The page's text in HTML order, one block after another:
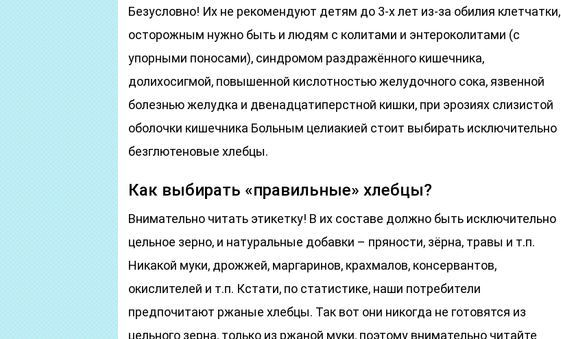
Безусловно! Их не рекомендуют детям до 3-х лет из-за обилия клетчатки,
осторожным нужно быть и людям с колитами и энтероколитами (с
упорными поносами), синдромом раздражённого кишечника,
долихосигмой, повышенной кислотностью желудочного сока, язвенной
болезнью желудка и двенадцатиперстной кишки, при эрозиях слизистой
оболочки кишечника Больным целиакией стоит выбирать исключительно
безглютеновые хлебцы.
Как выбирать «правильные» хлебцы?
Внимательно читать этикетку! В их составе должно быть исключительно
цельное зерно, и натуральные добавки – пряности, зёрна, травы и т.п.
Никакой муки, дрожжей, маргаринов, крахмалов, консервантов,
окислителей и т.п. Кстати, по статистике, наши потребители
предпочитают ржаные хлебцы. Так вот они никогда не готовятся из
цельного зерна, только из ржаной муки, поэтому внимательно читайте